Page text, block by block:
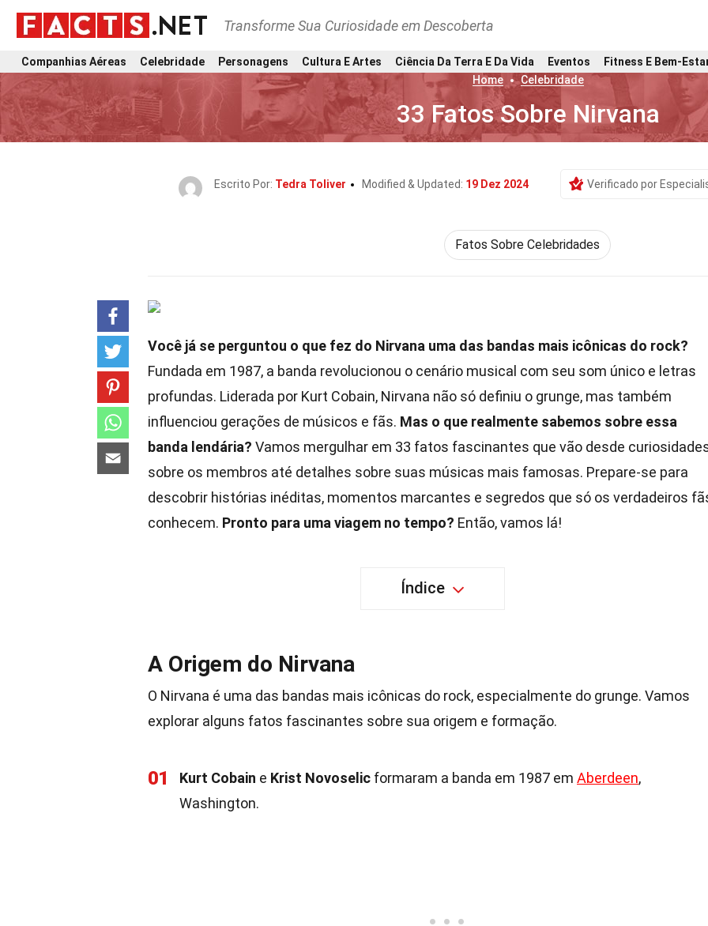
Transforme Sua Curiosidade em Descoberta
Companhias Aéreas Celebridade Personagens Cultura E Artes Ciência Da Terra E Da Vida Eventos
Fitness E Bem-
Home
Celebridade
33 Fatos Sobre Nirvana
Escrito Por: Tedra Toliver Modified & Updated: 19 Dez 2024 Verificado por
Fatos Sobre Celebridades
Você já se perguntou o que fez do Nirvana uma das bandas mais icônicas do rock?
Fundada em 1987, a banda revolucionou o cenário musical com seu som único e letras
profundas. Liderada por Kurt Cobain, Nirvana não só definiu o grunge, mas também
influenciou gerações de músicos e fãs. Mas o que realmente sabemos sobre essa
banda lendária? Vamos mergulhar em 33 fatos fascinantes que vão desde
sobre os membros até detalhes sobre suas músicas mais famosas. Prepare-se para
descobrir histórias inéditas, momentos marcantes e segredos que só os verdadeiros
conhecem. Pronto para uma viagem no tempo? Então, vamos lá!
Índice
A Origem do Nirvana
O Nirvana é uma das bandas mais icônicas do rock, especialmente do grunge. Vamos
explorar alguns fatos fascinantes sobre sua origem e formação.
01 Kurt Cobain e Krist Novoselic formaram a banda em 1987 em Aberdeen,
Washington.